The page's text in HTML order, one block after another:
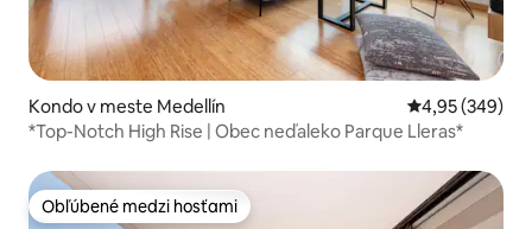
Kondo v meste Medellín Priemerné
4,95 (349)
*Top-Notch High Rise | Obec neďaleko Parque Lleras*
Obľúbené medzi hosťami
Obľúbené medzi hosťami